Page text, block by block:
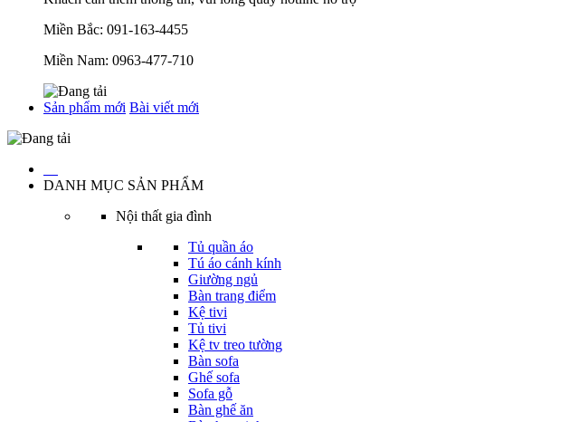
Miền Bắc: 091-163-4455
Miền Nam: 0963-477-710
Sản phẩm mới Bài viết mới
DANH MỤC SẢN PHẨM
Nội thất gia đình
Tủ quần áo
Tú áo cánh kính
Giường ngủ
Bàn trang điểm
Kệ tivi
Tủ tivi
Kệ tv treo tường
Bàn sofa
Ghế sofa
Sofa gỗ
Bàn ghế ăn